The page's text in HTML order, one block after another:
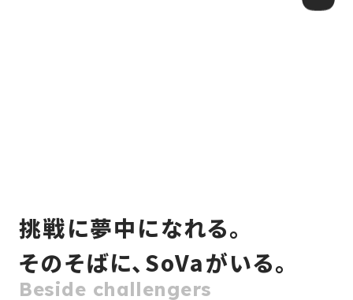
挑戦に夢中になれる。
そのそばに、 SoVaがいる。
Beside challengers